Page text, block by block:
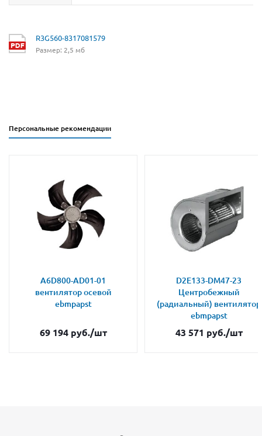
R3G560-8317081579
Размер: 2,5 мб
Персональные рекомендации
A6D800-AD01-01
вентилятор осевой
ebmpapst
69 194руб./шт
D2E133-DM47-23
Центробежный
(радиальный) вентилятор
ebmpapst
43 571 руб./шт